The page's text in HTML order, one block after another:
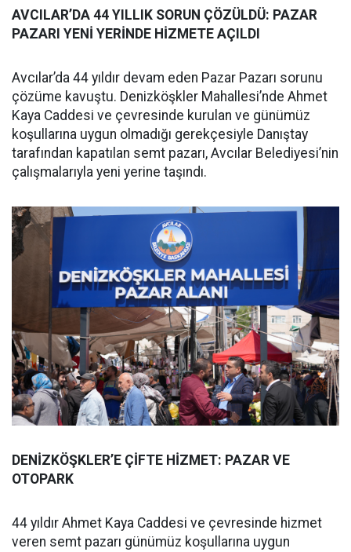
AVCILAR’DA 44 YILLIK SORUN ÇÖZÜLDÜ: PAZAR
PAZARI YENİ YERİNDE HİZMETE AÇILDI
Avcılar’da 44 yıldır devam eden Pazar Pazarı sorunu
çözüme kavuştu. Denizköşkler Mahallesi’nde Ahmet
Kaya Caddesi ve çevresinde kurulan ve günümüz
koşullarına uygun olmadığı gerekçesiyle Danıştay
tarafından kapatılan semt pazarı, Avcılar Belediyesi’nin
çalışmalarıyla yeni yerine taşındı.
DENİZKÖŞKLER’E ÇİFTE HİZMET: PAZAR VE
OTOPARK
44 yıldır Ahmet Kaya Caddesi ve çevresinde hizmet
veren semt pazarı günümüz koşullarına uygun